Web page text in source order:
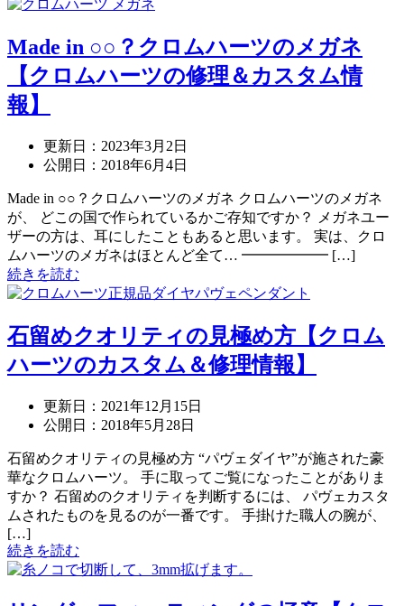
Made in ○○？クロムハーツのメガネ
【クロムハーツの修理＆カスタム情
報】
更新日： 2023年3月2日
公開日： 2018年6月4日
Made in ○○？クロムハーツのメガネ クロムハーツのメガネ
が、 どこの国で作られているかご存知ですか？ メガネユー
ザーの方は、耳にしたこともあると思います。 実は、クロ
ムハーツのメガネはほとんど全て… ━━━━━━ […]
続きを読む
石留めクオリティの見極め方【クロム
ハーツのカスタム＆修理情報】
更新日： 2021年12月15日
公開日： 2018年5月28日
石留めクオリティの見極め方 “パヴェダイヤ”が施された豪
華なクロムハーツ。 手に取ってご覧になったことがありま
すか？ 石留めのクオリティを判断するには、 パヴェカスタ
ムされたものを見るのが一番です。 手掛けた職人の腕が、
[…]
続きを読む